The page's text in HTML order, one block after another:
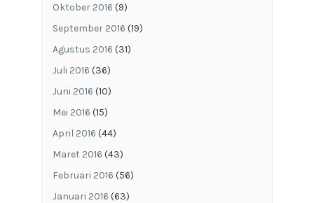
Oktober 2016 (9)
September 2016 (19)
Agustus 2016 (31)
Juli 2016 (36)
Juni 2016 (10)
Mei 2016 (15)
April 2016 (44)
Maret 2016 (43)
Februari 2016 (56)
Januari 2016 (63)